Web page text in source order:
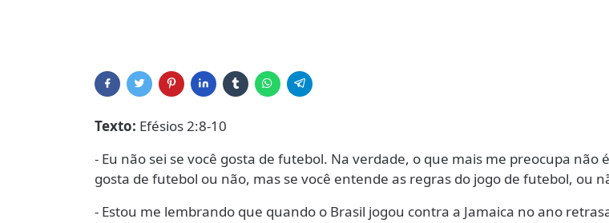
Texto: Efésios 2:8-10
- Eu não sei se você gosta de futebol. Na verdade, o que mais me preocupa não
gosta de futebol ou não, mas se você entende as regras do jogo de futebol, ou
- Estou me lembrando que quando o Brasil jogou contra a Jamaica no ano